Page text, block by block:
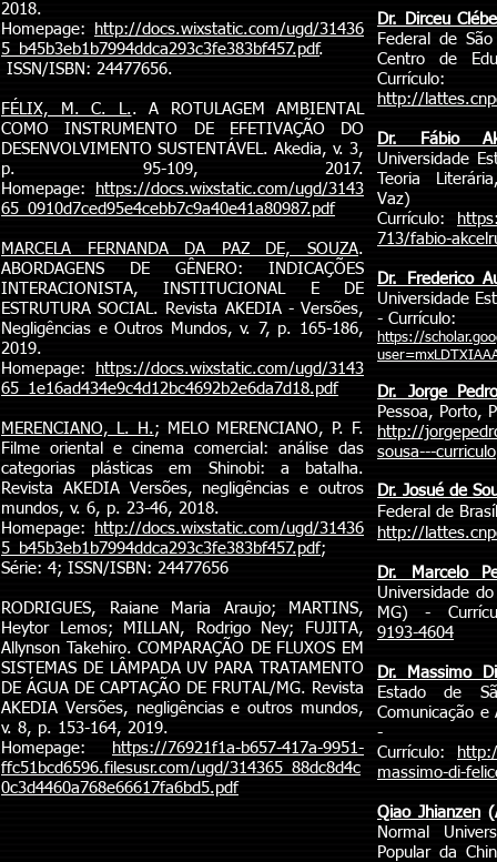
2018.
Homepage:
http://docs.wixstatic.com/ugd/31436
5_b45b3eb1b7994ddca293c3fe383bf457.pdf.
ISSN/ISBN: 24477656.
FÉLIX, M. C. L.. A ROTULAGEM AMBIENTAL
COMO INSTRUMENTO DE EFETIVAÇÃO DO
DESENVOLVIMENTO SUSTENTÁVEL. Akedia, v. 3,
p. 95-109, 2017.
Homepage:
https://docs.wixstatic.com/ugd/3143
65_0910d7ced95e4cebb7c9a40e41a80987.pdf
MARCELA FERNANDA DA PAZ DE, SOUZA.
ABORDAGENS DE GÊNERO: INDICAÇÕES
INTERACIONISTA, INSTITUCIONAL E DE
ESTRUTURA SOCIAL. Revista AKEDIA - Versões,
Negligências e Outros Mundos, v. 7, p. 165-186,
2019.
Homepage:
https://docs.wixstatic.com/ugd/3143
65_1e16ad434e9c4d12bc4692b2e6da7d18.pdf
MERENCIANO, L. H.; MELO MERENCIANO, P. F.
Filme oriental e cinema comercial: análise das
categorias plásticas em Shinobi: a batalha.
Revista AKEDIA Versões, negligências e outros
mundos, v. 6, p. 23-46, 2018.
Homepage:
http://docs.wixstatic.com/ugd/31436
5_b45b3eb1b7994ddca293c3fe383bf457.pdf;
Série: 4; ISSN/ISBN: 24477656
RODRIGUES, Raiane Maria Araujo; MARTINS,
Heytor Lemos; MILLAN, Rodrigo Ney; FUJITA,
Allynson Takehiro. COMPARAÇÃO DE FLUXOS EM
SISTEMAS DE LÂMPADA UV PARA TRATAMENTO
DE ÁGUA DE CAPTAÇÃO DE FRUTAL/MG. Revista
AKEDIA Versões, negligências e outros mundos,
v. 8, p. 153-164, 2019.
Homepage:
https://76921f1a-b657-417a-9951-
ffc51bcd6596.filesusr.com/ugd/314365_88dc8d4c
0c3d4460a768e66617fa6bd5.pdf
Dr. Dirceu
Federal de
Centro de
http://
Dr. Fábio
Universidade
Teoria
Currículo:
713/fabio-
Dr. Frederico
Universidade
- Currículo:
https://
Dr. Jorge
Pessoa, Porto,
http://
sousa---curriculo
Dr. Josué de
Federal de
http://
Dr. Marcelo
Universidade
MG) -
9193-4604
Dr. Massimo
Estado de
Comunicação e
-
Currículo:
massimo-di-
Qiao Jhianzen
Normal
Popular da